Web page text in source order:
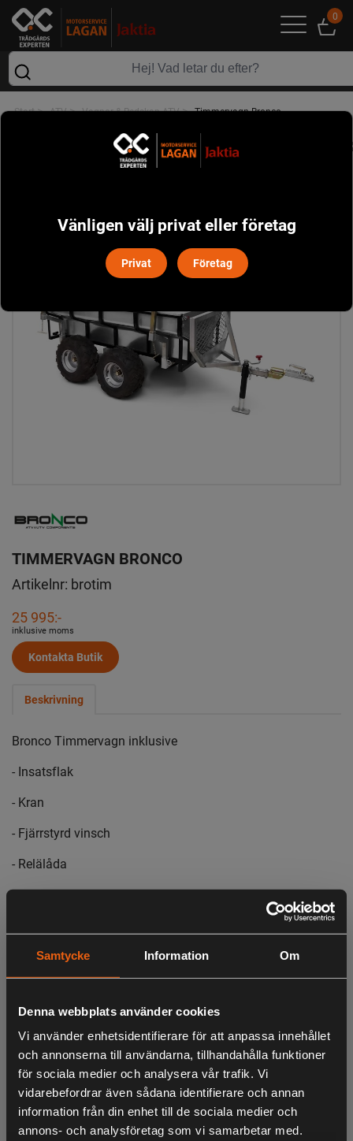
Samtycke Information Om
Denna webbplats använder cookies
Vi använder enhetsidentifierare för att anpassa innehållet
och annonserna till användarna, tillhandahålla funktioner
för sociala medier och analysera vår trafik. Vi
vidarebefordrar även sådana identifierare och annan
information från din enhet till de sociala medier och
annons- och analysföretag som vi samarbetar med.
0
Start> ATV> Vagnar & Redskap ATV> Timmervagn Bronco
TIMMERVAGN BRONCO
Artikelnr: brotim
25 995:-
inklusive moms
Kontakta Butik
Beskrivning
Bronco Timmervagn inklusive
- Insatsflak
- Kran
- Fjärrstyrd vinsch
- Relälåda
LIKNANDE PRODUKTER
KÖPS OFTA TILLSAMMANS
ANDRA HAR OCKSÅ TITTAT PÅ
Vänligen välj privat eller företag
Privat Företag